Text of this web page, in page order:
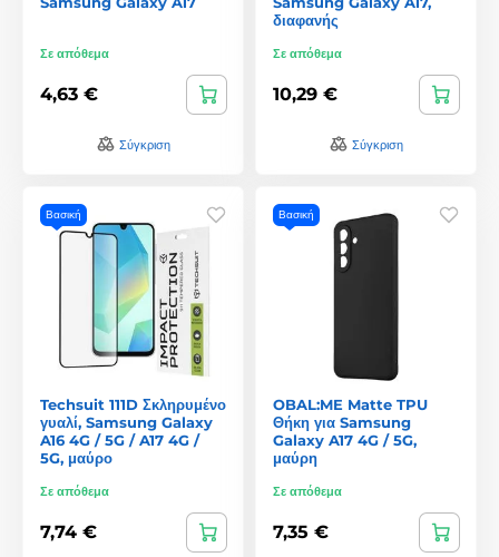
Σε απόθεμα
4,63 €
Σύγκριση
διαφανής
Σε απόθεμα
10,29 €
Σύγκριση
Βασική
Techsuit 111D Σκληρυμένο
γυαλί, Samsung Galaxy
A16 4G / 5G / A17 4G /
5G, μαύρο
Σε απόθεμα
7,74 €
Βασική
OBAL:ME Matte TPU
Θήκη για Samsung
Galaxy A17 4G / 5G,
μαύρη
Σε απόθεμα
7,35 €